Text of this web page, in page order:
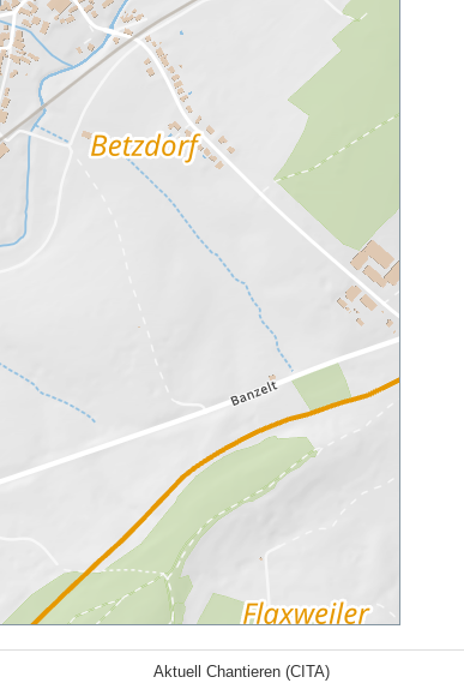
Aktuell Chantieren (CITA)